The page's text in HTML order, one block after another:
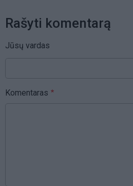
Rašyti komentarą
Jūsų vardas
Komentaras